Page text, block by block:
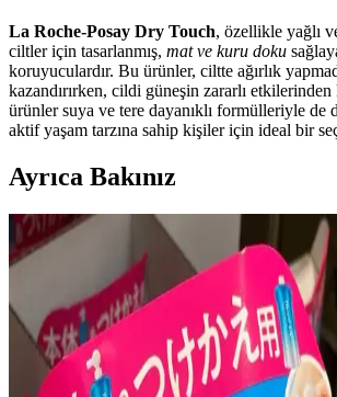
La Roche-Posay Dry Touch, özellikle yağlı
ciltler için tasarlanmış, mat ve kuru doku
koruyuculardır. Bu ürünler, ciltte ağırlık
kazandırırken, cildi güneşin zararlı
ürünler suya ve tere dayanıklı formülleriyle de
aktif yaşam tarzına sahip kişiler için ideal bir
Ayrıca Bakınız
Ağız Çevresinde Perioral Dermatit:
Belirtileri ve Etkili Tedavi Yöntemleri
Perioral dermatit, ağız çevresinde kırmızı
kızarıklıklarla kendini gösteren cilt
belirtileri ve dermatolog kontrolünde
detaylıca ele alınmaktadır.